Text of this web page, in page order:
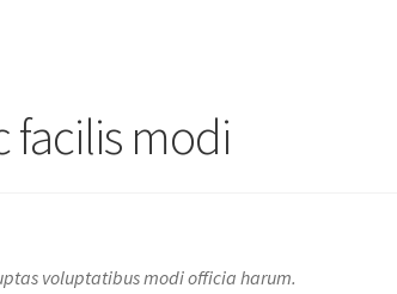
facilis modi
voluptatibus modi officia harum.